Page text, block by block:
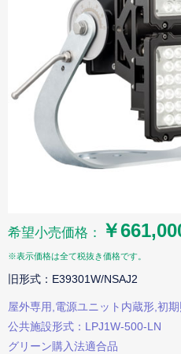
希望小売価格： ￥
※表示価格は全て税抜き価格です。
旧形式：E39301W/NSAJ2
屋外専用,電源ユニット内蔵形,初
公共施設形式：LPJ1W-500-LN
グリーン購入法適合品